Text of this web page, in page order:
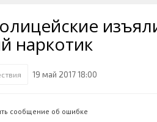
Песни о Колыме
Хранители экрана.
Онлайн
Визит
Благоустройство
Ипотека
Алименты
наркотик
19 май 2017 18:00
сообщение об ошибке